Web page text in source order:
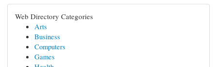
Web Directory Categories
Arts
Business
Computers
Games